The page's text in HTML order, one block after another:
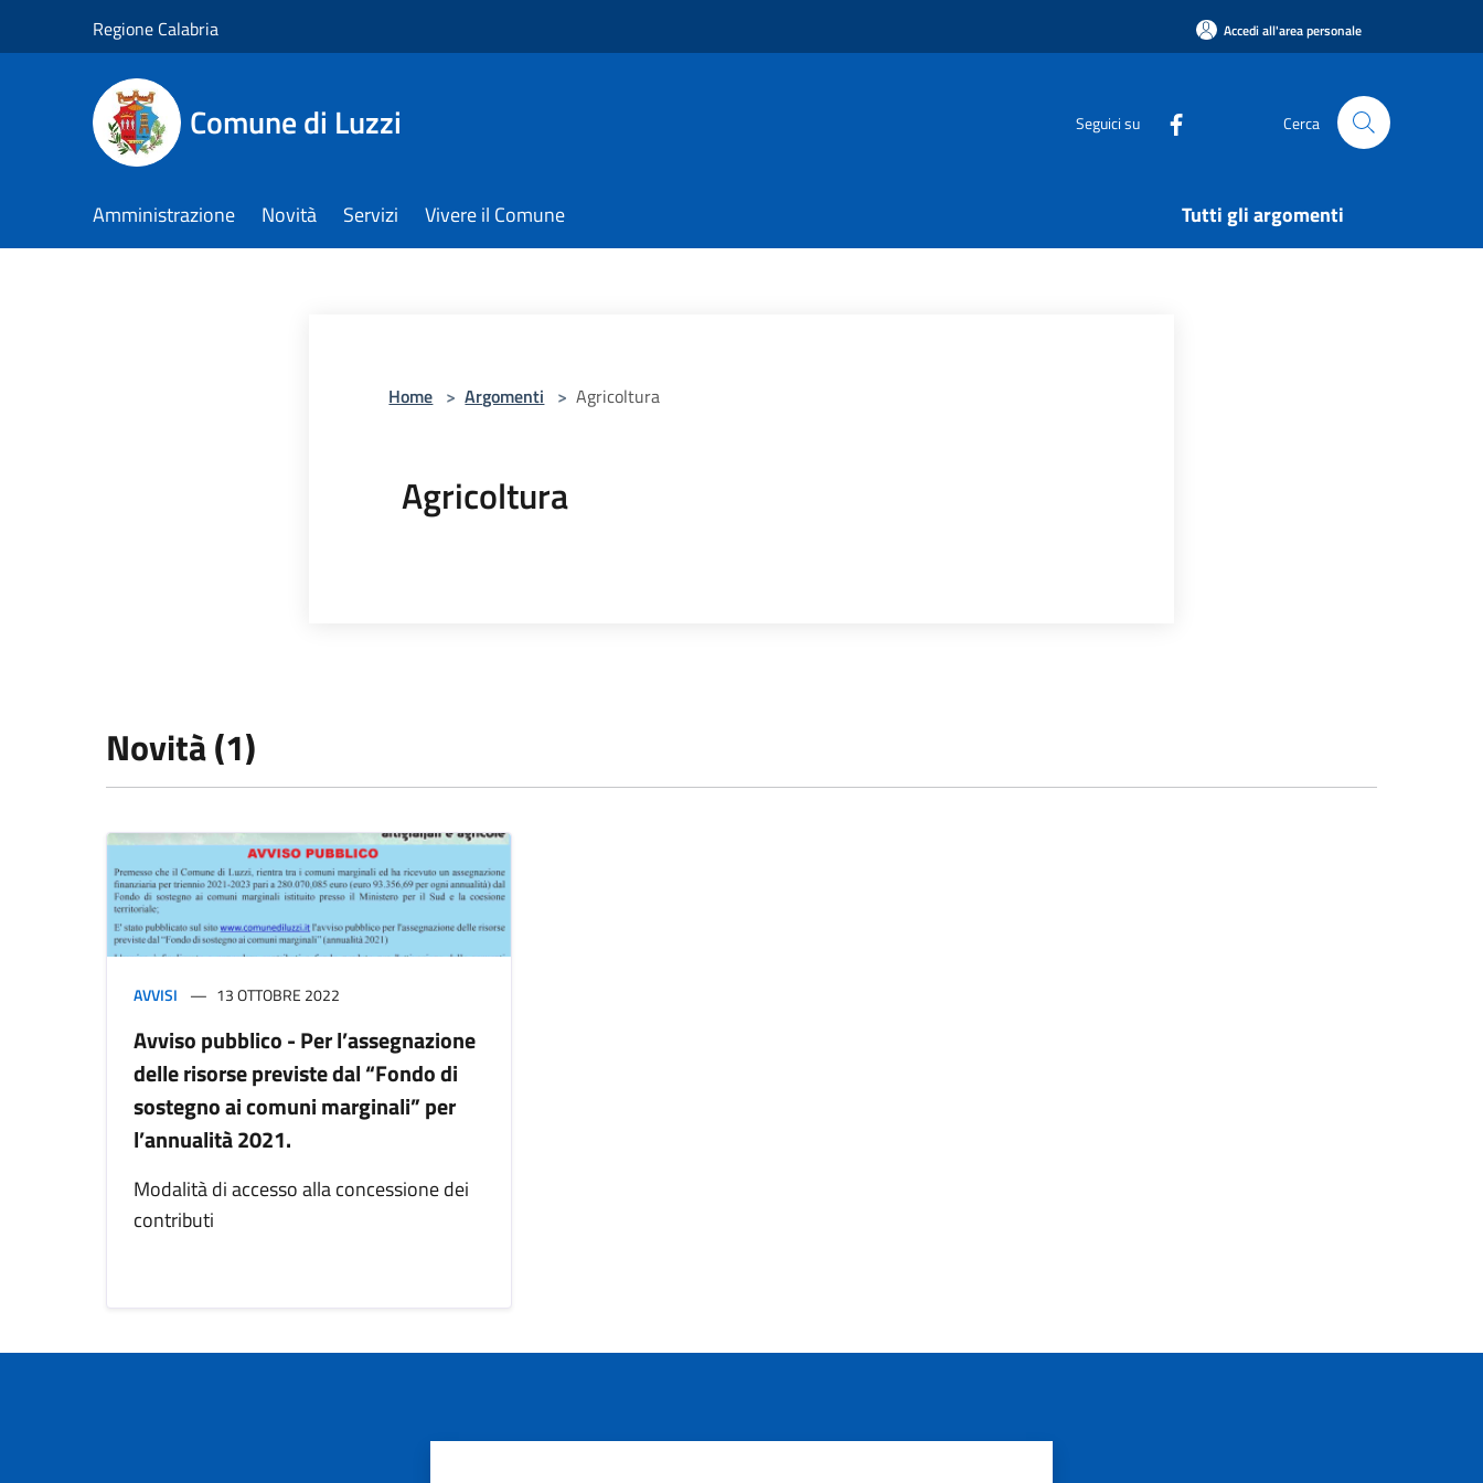
Regione Calabria Accedi all'area personale
Comune di Luzzi Seguici su Cerca
Amministrazione Novità Servizi Vivere il Comune Tutti gli argomenti
Home > Argomenti > Agricoltura
Agricoltura
Novità (1)
AVVISI 13 OTTOBRE 2022
Avviso pubblico - Per l’assegnazione
delle risorse previste dal “Fondo di
sostegno ai comuni marginali” per
l’annualità 2021.
Modalità di accesso alla concessione dei
contributi